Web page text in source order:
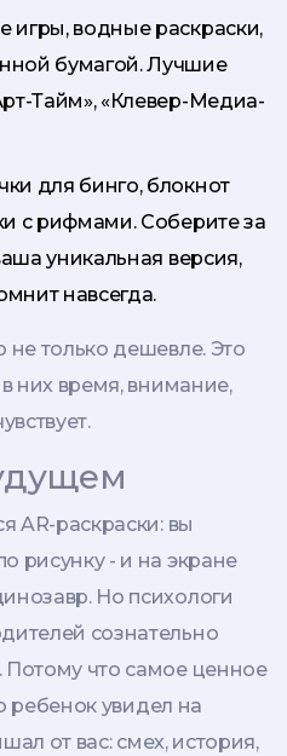
игры, водные раскраски,
бумагой. Лучшие
Тайм», «Клевер-Медиа-
для бинго, блокнот
с рифмами. Соберите за
уникальная версия,
навсегда.
только дешевле. Это
них время, внимание,
AR-раскраски: вы
рисунку - и на экране
Но психологи
сознательно
что самое ценное
ребенок увидел на
от вас: смех, история,